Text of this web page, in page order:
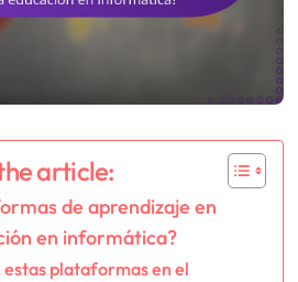
article:
de aprendizaje en
en informática?
plataformas en el